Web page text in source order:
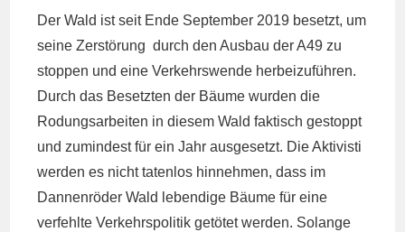
Der Wald ist seit Ende September 2019 besetzt, um
seine Zerstörung durch den Ausbau der A49 zu
stoppen und eine Verkehrswende herbeizuführen.
Durch das Besetzten der Bäume wurden die
Rodungsarbeiten in diesem Wald faktisch gestoppt
und zumindest für ein Jahr ausgesetzt. Die Aktivisti
werden es nicht tatenlos hinnehmen, dass im
Dannenröder Wald lebendige Bäume für eine
verfehlte Verkehrspolitik getötet werden. Solange